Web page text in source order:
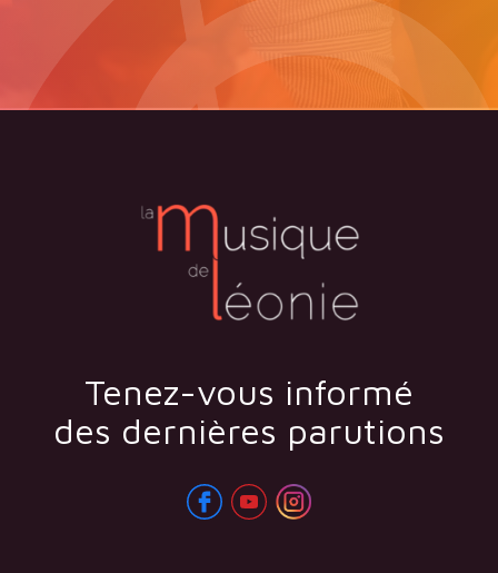
Tenez-vous informé
des dernières parutions